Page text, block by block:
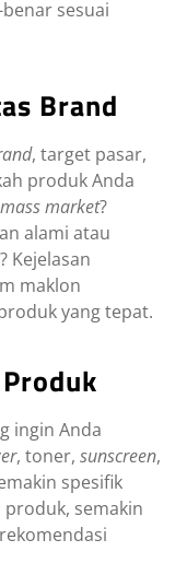
sesuai
Brand
, target pasar,
produk Anda
mass market?
alami atau
Kejelasan
maklon
yang tepat.
ingin Anda
, toner,sunscreen,
spesifik
semakin